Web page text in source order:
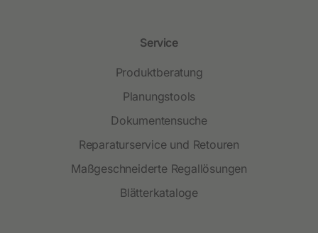
Service
Produktberatung
Planungstools
Dokumentensuche
Reparaturservice und Retouren
Maßgeschneiderte Regallösungen
Blätterkataloge